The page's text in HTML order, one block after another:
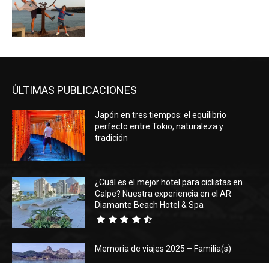
ÚLTIMAS PUBLICACIONES
Japón en tres tiempos: el equilibrio
perfecto entre Tokio, naturaleza y
tradición
¿Cuál es el mejor hotel para ciclistas en
Calpe? Nuestra experiencia en el AR
Diamante Beach Hotel & Spa
Memoria de viajes 2025 – Familia(s)